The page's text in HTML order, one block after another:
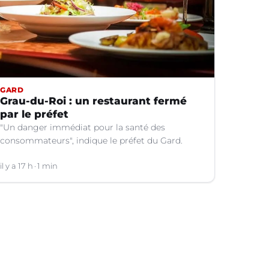
GARD
Grau-du-Roi : un restaurant fermé
par le préfet
"Un danger immédiat pour la santé des
consommateurs", indique le préfet du Gard.
il y a 17 h 1 min